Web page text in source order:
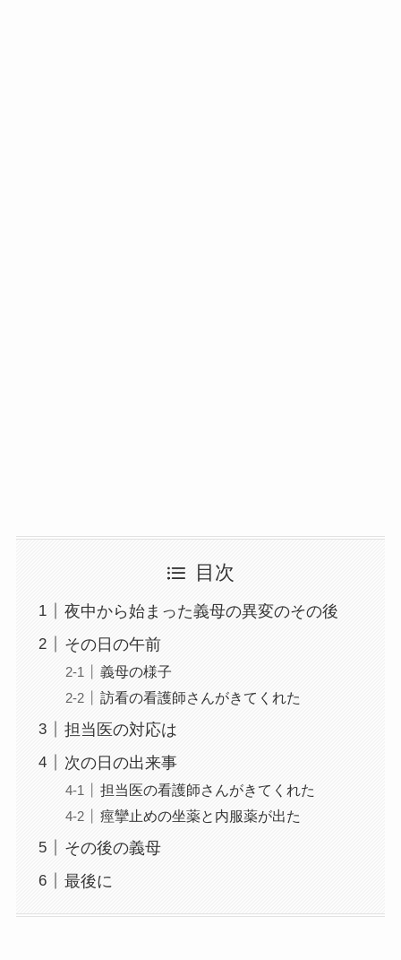
目次
夜中から始まった義母の異変のその後
その日の午前
義母の様子
訪看の看護師さんがきてくれた
担当医の対応は
次の日の出来事
担当医の看護師さんがきてくれた
痙攣止めの坐薬と内服薬が出た
その後の義母
最後に